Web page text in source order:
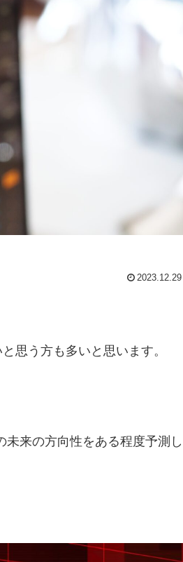
2023.12.29
思う方も多いと思います。
来の方向性をある程度予測し